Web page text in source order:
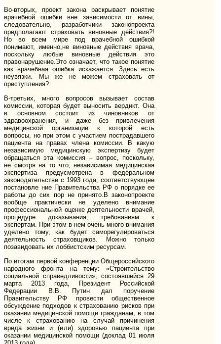
Во-вторых, проект закона раскрывает понятие
врачебной ошибки вне зависимости от вины,
следовательно, разработчики законопроекта
предполагают страховать виновные действия?!
Но во всем мире под врачебной ошибкой
понимают, именно,не виновные действия врача,
поскольку любые виновные действия это
правонарушение.Это означает, что такое понятие
как врачебная ошибка искажается. Здесь есть
неувязки. Мы же не можем страховать от
преступления?
В-третьих, много вопросов вызывает состав
комиссии, которая будет выносить вердикт. Она
в основном состоит из чиновников от
здравоохранения, и даже без привлечения
медицинской организации к которой есть
вопросы, но при этом с участием пострадавшего
пациента на правах члена комиссии. В какую
независимую медицинскую экспертизу будет
обращаться эта комиссия – вопрос, поскольку,
не смотря на то что, независимая медицинская
экспертиза предусмотрена в федеральном
законодательстве с 1993 года, соответствующее
постановле ние Правительства РФ о порядке ее
работы до сих пор не принято.В законопроекте
вообще практически не уделено внимание
профессиональной оценке деятельности врачей,
процедуре доказывания, требованиям к
экспертам. При этом в нем очень много внимания
уделено тому, как будет саморегулироваться
деятельность страховщиков. Можно только
позавидовать их лоббистским ресурсам.
По итогам первой конференции Общероссийского
народного фронта на тему: «Строительство
социальной справедливости», состоявшейся 29
марта 2013 года, Президент Российской
Федерации В.В. Путин дал поручение
Правительству РФ провести общественное
обсуждение подходов к страхованию рисков при
оказании медицинской помощи гражданам, в том
числе к страхованию на случай причинения
вреда жизни и (или) здоровью пациента при
оказании медицинской помощи (доклад 01 июля